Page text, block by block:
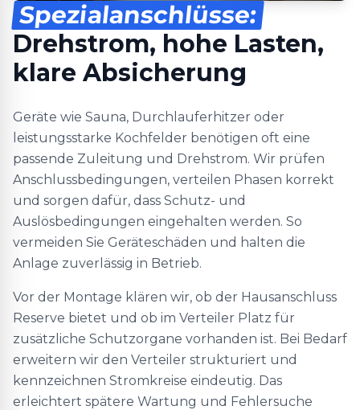
Spezialanschlüsse:
Drehstrom, hohe Lasten,
klare Absicherung
Geräte wie Sauna, Durchlauferhitzer oder
leistungsstarke Kochfelder benötigen oft eine
passende Zuleitung und Drehstrom. Wir prüfen
Anschlussbedingungen, verteilen Phasen korrekt
und sorgen dafür, dass Schutz- und
Auslösbedingungen eingehalten werden. So
vermeiden Sie Geräteschäden und halten die
Anlage zuverlässig in Betrieb.
Vor der Montage klären wir, ob der Hausanschluss
Reserve bietet und ob im Verteiler Platz für
zusätzliche Schutzorgane vorhanden ist. Bei Bedarf
erweitern wir den Verteiler strukturiert und
kennzeichnen Stromkreise eindeutig. Das
erleichtert spätere Wartung und Fehlersuche